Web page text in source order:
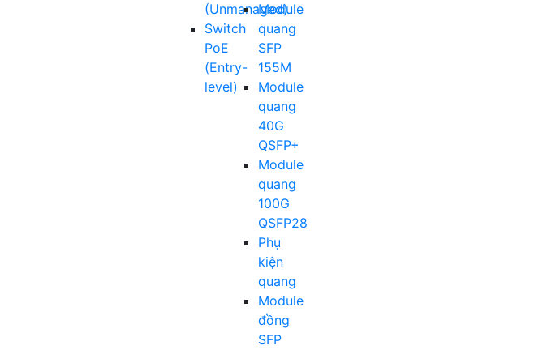
(Unmanaged)
Switch
PoE
(Entry-
level)
Module
quang
SFP
155M
Module
quang
40G
QSFP+
Module
quang
100G
QSFP28
Phụ
kiện
quang
Module
đồng
SFP